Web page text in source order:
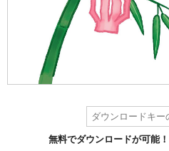
無料でダウンロードが可能！